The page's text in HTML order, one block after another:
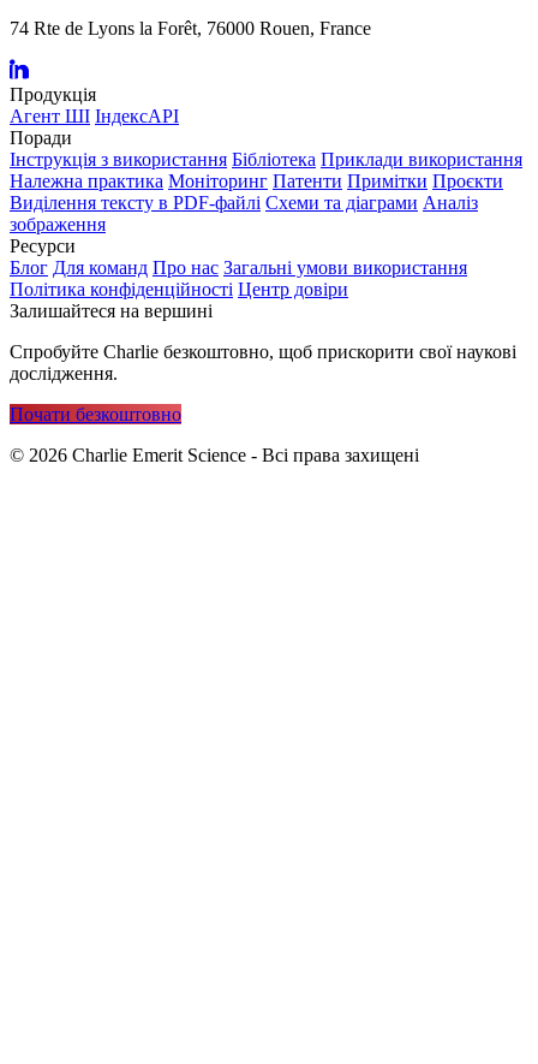
74 Rte de Lyons la Forêt, 76000 Rouen, France
Продукція
Агент ШІ ІндексAPI
Поради
Інструкція з використання Бібліотека Приклади використання
Належна практика Моніторинг Патенти Примітки Проєкти
Виділення тексту в PDF-файлі Схеми та діаграми Аналіз
зображення
Ресурси
Блог Для команд Про нас Загальні умови використання
Політика конфіденційності Центр довіри
Залишайтеся на вершині
Спробуйте Charlie безкоштовно, щоб прискорити свої наукові
дослідження.
Почати безкоштовно
© 2026 Charlie Emerit Science - Всі права захищені